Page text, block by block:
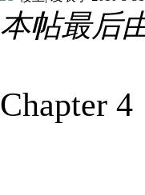
本帖最后
Chapter